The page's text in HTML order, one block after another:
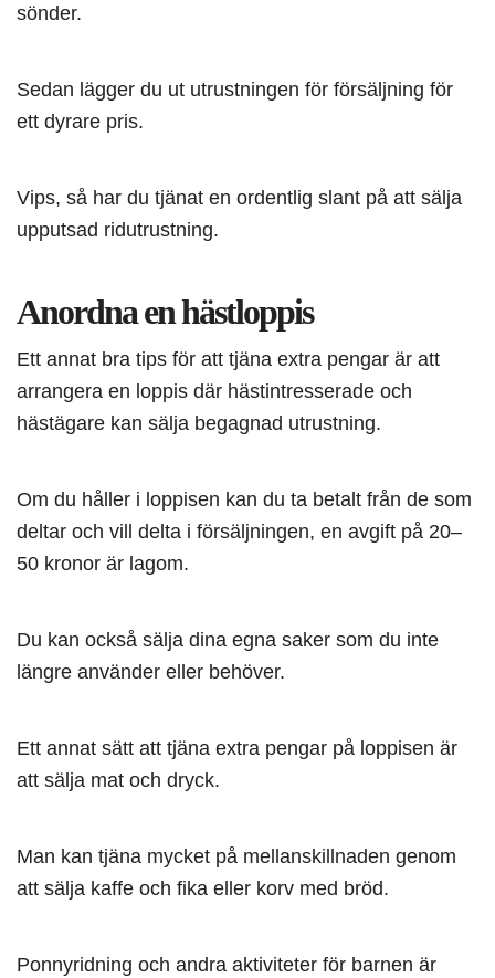
sönder.
Sedan lägger du ut utrustningen för försäljning för
ett dyrare pris.
Vips, så har du tjänat en ordentlig slant på att sälja
upputsad ridutrustning.
Anordna en hästloppis
Ett annat bra tips för att tjäna extra pengar är att
arrangera en loppis där hästintresserade och
hästägare kan sälja begagnad utrustning.
Om du håller i loppisen kan du ta betalt från de som
deltar och vill delta i försäljningen, en avgift på 20–
50 kronor är lagom.
Du kan också sälja dina egna saker som du inte
längre använder eller behöver.
Ett annat sätt att tjäna extra pengar på loppisen är
att sälja mat och dryck.
Man kan tjäna mycket på mellanskillnaden genom
att sälja kaffe och fika eller korv med bröd.
Ponnyridning och andra aktiviteter för barnen är